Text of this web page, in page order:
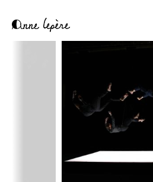
contenu
principal
Anne